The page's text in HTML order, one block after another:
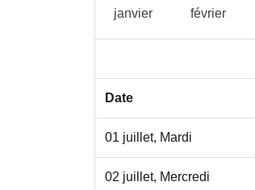
janvierjanvierfévrierfévrier
Date
01 juillet, Mardi
02 juillet, Mercredi